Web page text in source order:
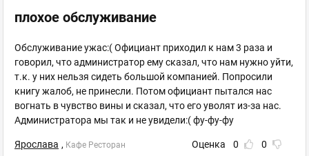
плохое обслуживание
Обслуживание ужас:( Официант приходил к нам 3 раза и
говорил, что администратор ему сказал, что нам нужно уйти,
т.к. у них нельзя сидеть большой компанией. Попросили
книгу жалоб, не принесли. Потом официант пытался нас
вогнать в чувство вины и сказал, что его уволят из-за нас.
Администратора мы так и не увидели:( фу-фу-фу
Ярослава , Кафе Ресторан Оценка 0
0